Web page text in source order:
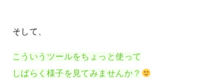
そして、
こういうツールをちょっと使って
しばらく様子を見てみませんか？